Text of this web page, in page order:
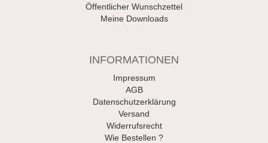
Öffentlicher Wunschzettel
Meine Downloads
INFORMATIONEN
Impressum
AGB
Datenschutzerklärung
Versand
Widerrufsrecht
Wie Bestellen ?